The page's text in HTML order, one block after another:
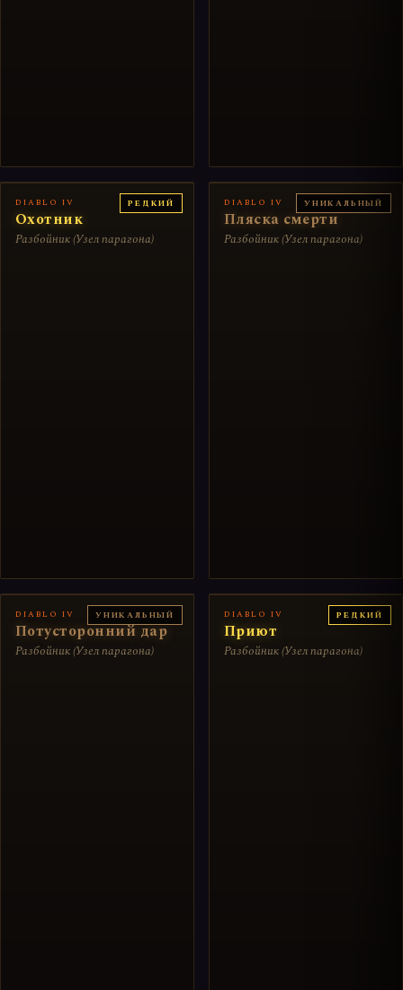
РЕДКИЙ
DIABLO IV
Охотник
Разбойник (Узел парагона)
УНИКАЛЬНЫЙ
DIABLO IV
Пляска смерти
Разбойник (Узел парагона)
УНИКАЛЬНЫЙ
DIABLO IV
Потусторонний дар
Разбойник (Узел парагона)
РЕДКИЙ
DIABLO IV
Приют
Разбойник (Узел парагона)